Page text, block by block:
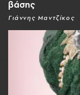
βάσης
Γιάννης Μαντζίκος